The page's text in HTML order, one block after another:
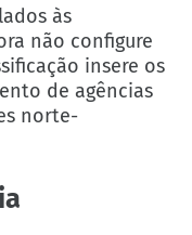
às
não configure
insere os
de agências
norte-